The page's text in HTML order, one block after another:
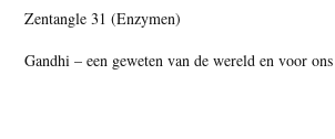
Zentangle 31 (Enzymen)
Gandhi – een geweten van de wereld en voor